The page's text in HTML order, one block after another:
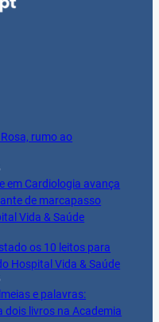
rumo ao
em Cardiologia avança
de marcapasso
Vida & Saúde
os 10 leitos para
Hospital Vida & Saúde
e palavras:
dois livros na Academia